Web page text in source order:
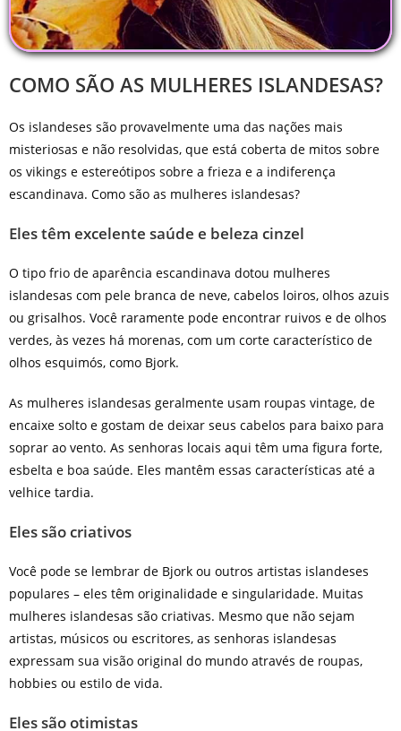
COMO SÃO AS MULHERES ISLANDESAS?
Os islandeses são provavelmente uma das nações mais
misteriosas e não resolvidas, que está coberta de mitos sobre
os vikings e estereótipos sobre a frieza e a indiferença
escandinava. Como são as mulheres islandesas?
Eles têm excelente saúde e beleza cinzel
O tipo frio de aparência escandinava dotou mulheres
islandesas com pele branca de neve, cabelos loiros, olhos azuis
ou grisalhos. Você raramente pode encontrar ruivos e de olhos
verdes, às vezes há morenas, com um corte característico de
olhos esquimós, como Bjork.
As mulheres islandesas geralmente usam roupas vintage, de
encaixe solto e gostam de deixar seus cabelos para baixo para
soprar ao vento. As senhoras locais aqui têm uma figura forte,
esbelta e boa saúde. Eles mantêm essas características até a
velhice tardia.
Eles são criativos
Você pode se lembrar de Bjork ou outros artistas islandeses
populares – eles têm originalidade e singularidade. Muitas
mulheres islandesas são criativas. Mesmo que não sejam
artistas, músicos ou escritores, as senhoras islandesas
expressam sua visão original do mundo através de roupas,
hobbies ou estilo de vida.
Eles são otimistas